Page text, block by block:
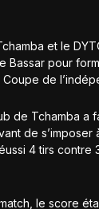
et le
Bassar pour
Coupe de
de Tchamba a
de
4 tirs contre
le score